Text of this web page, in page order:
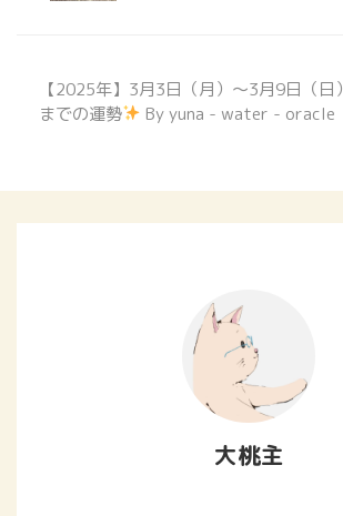
【2025年】3月3日（月）〜3月9日（日）
までの運勢
By yuna - water - oracle
大桃主